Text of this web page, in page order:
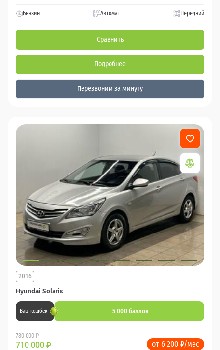
Бензин Автомат Передний
Сравнить
Подробнее
Перезвоним за минуту
Hyundai Solaris
2016
Ваш кешбек 5 000 баллов
780 000 ₽
710 000 ₽ от 6 200 ₽/мес